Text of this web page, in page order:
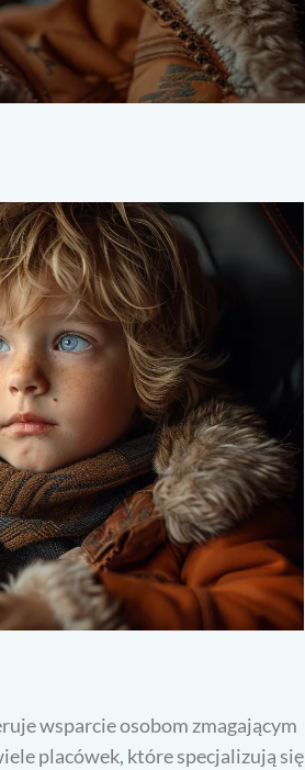
wsparcie osobom zmagającym
placówek, które specjalizują się